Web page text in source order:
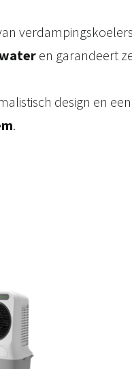
verdampingskoelers
en garandeert
design en
.